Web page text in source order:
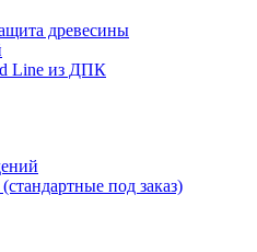
древесины
Line из ДПК
под заказ)